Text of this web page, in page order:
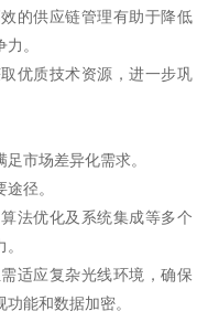
的供应链管理有助于降低
。
优质技术资源，进一步巩
市场差异化需求。
径。
法优化及系统集成等多个
适应复杂光线环境，确保
能和数据加密。